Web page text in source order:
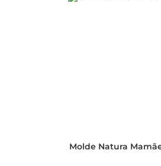
Molde Natura